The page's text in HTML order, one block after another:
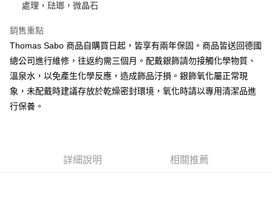
運送方式
黑貓宅急便
每筆NT$100，滿NT$3,000(含以上)免運費
處理，琺瑯，微晶石
銷售重點
Thomas Sabo 商品自購買日起，皆享有兩年保固。商品皆送回德國
總公司進行維修，往返約需三個月。配戴銀飾請勿接觸化學物質、
溫泉水，以免產生化學反應，造成飾品汙損。銀飾氧化屬正常現
象，未配戴時建議存放於乾燥密封環境，氧化時請以專用清潔品進
行保養。
詳細說明 相關推薦